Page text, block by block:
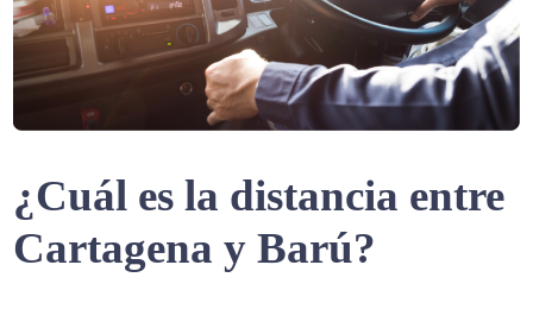
¿Cuál es la distancia entre
Cartagena y Barú?